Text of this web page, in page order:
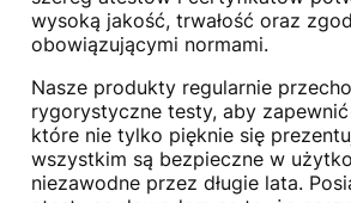
wysoką jakość, trwałość oraz
obowiązującymi normami.
Nasze produkty regularnie
rygorystyczne testy, aby
które nie tylko pięknie się
wszystkim są bezpieczne w
niezawodne przez długie lata.